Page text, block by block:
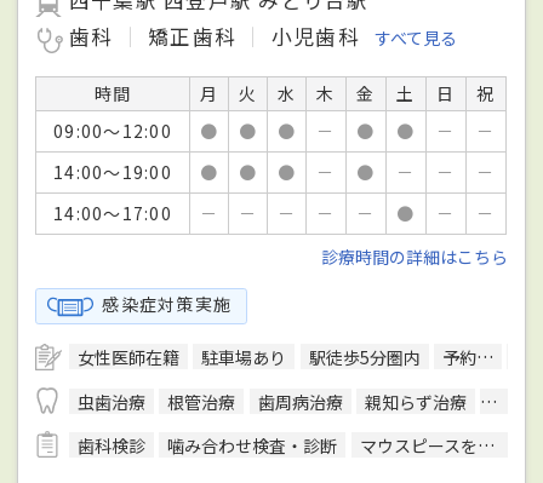
歯科
矯正歯科 小児歯科 すべて見る
時間 月 火 水 木 金 土 日
祝
09:00～12:00
● ● ● － ● ● －
－
14:00～19:00
● ● ● － ● － －
－
14:00～17:00
－ － － － － ● －
－
診療時間の詳細はこちら
感染症対策実施
女性医師在籍 駐車場あり 駅徒歩5分圏内 予約可
虫歯治療
根管治療 歯周病治療 親知らず治療
顎関
歯科検診
噛み合わせ検査・診断 マウスピースを用いた治療